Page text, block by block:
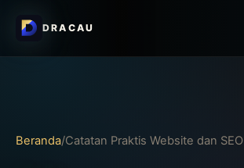
DRACAU
Beranda/Catatan Praktis Website dan SEO